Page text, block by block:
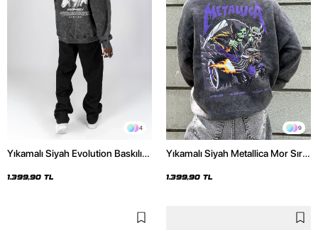
4
Yıkamalı Siyah Evolution Baskılı
Hoodie
1.399,90 TL
9
Yıkamalı Siyah Metallica Mor Sırt
Hoodie
1.399,90 TL